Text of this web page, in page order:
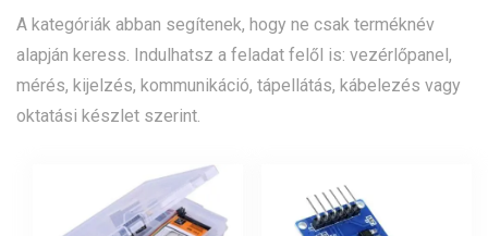
A kategóriák abban segítenek, hogy ne csak terméknév
alapján keress. Indulhatsz a feladat felől is: vezérlőpanel,
mérés, kijelzés, kommunikáció, tápellátás, kábelezés vagy
oktatási készlet szerint.